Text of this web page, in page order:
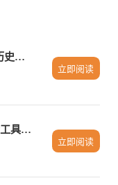
谷歌浏览器智能搜索历史管理功能实测
立即阅读
Chrome浏览器开发者工具操作误区有哪些注意事项
立即阅读